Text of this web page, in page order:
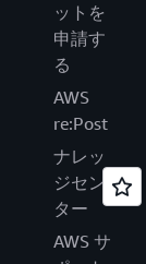
ットを
申請す
る
AWS
re:Post
ナレッ
ジセン
ター
AWS サ